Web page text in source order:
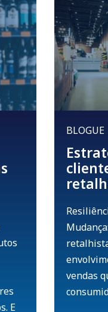
E
BLOGUE
vendas